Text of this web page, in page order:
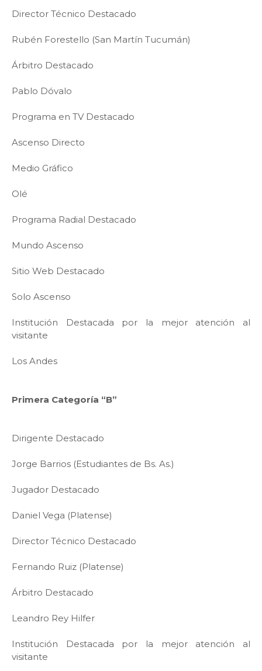
Director Técnico Destacado
Rubén Forestello (San Martín Tucumán)
Árbitro Destacado
Pablo Dóvalo
Programa en TV Destacado
Ascenso Directo
Medio Gráfico
Olé
Programa Radial Destacado
Mundo Ascenso
Sitio Web Destacado
Solo Ascenso
Institución Destacada por la mejor atención al
visitante
Los Andes
Primera Categoría “B”
Dirigente Destacado
Jorge Barrios (Estudiantes de Bs. As.)
Jugador Destacado
Daniel Vega (Platense)
Director Técnico Destacado
Fernando Ruiz (Platense)
Árbitro Destacado
Leandro Rey Hilfer
Institución Destacada por la mejor atención al
visitante